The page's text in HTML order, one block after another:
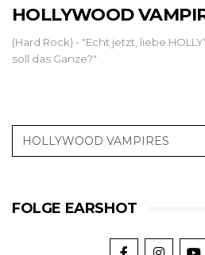
HOLLYWOOD
(Hard Rock) - "Echt jetzt, liebe
soll das Ganze?"
FOLGE EARSHOT